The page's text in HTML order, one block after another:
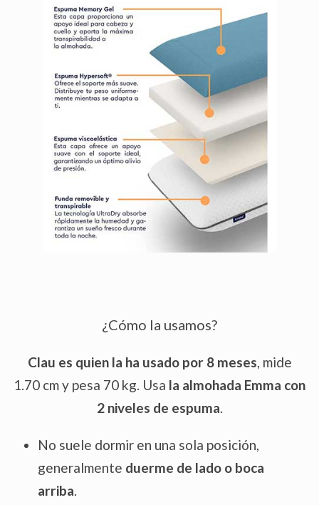
¿Cómo la usamos?
Clau es quien la ha usado por 8 meses, mide
1.70 cm y pesa 70 kg. Usa la almohada Emma con
2 niveles de espuma.
No suele dormir en una sola posición,
generalmente duerme de lado o boca
arriba.